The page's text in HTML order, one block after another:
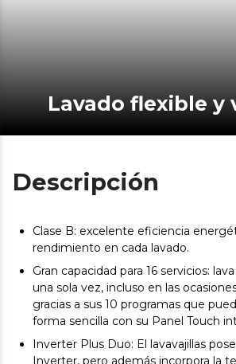
Lavado flexible y
Descripción
Clase B: excelente eficiencia
rendimiento en cada lavado.
Gran capacidad para 16 servicios:
una sola vez, incluso en las
gracias a sus 10 programas que
forma sencilla con su Panel Touch
Inverter Plus Duo: El lavavajillas
Inverter, pero además incorpora la